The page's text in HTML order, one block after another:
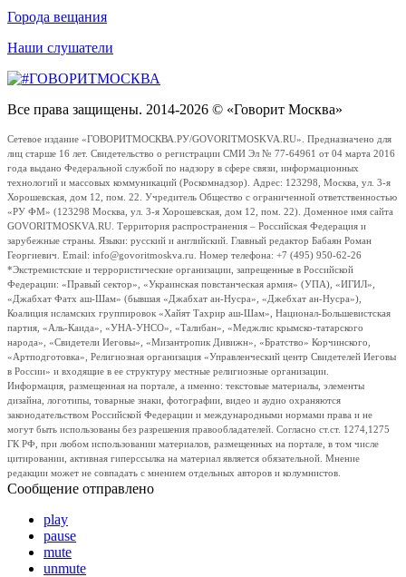
Города вещания
Наши слушатели
Все права защищены. 2014-2026 © «Говорит Москва»
Сетевое издание «ГОВОРИТМОСКВА.РУ/GOVORITMOSKVA.RU». Предназначено для
лиц старше 16 лет. Свидетельство о регистрации СМИ Эл № 77-64961 от 04 марта 2016
года выдано Федеральной службой по надзору в сфере связи, информационных
технологий и массовых коммуникаций (Роскомнадзор). Адрес: 123298, Москва, ул. 3-я
Хорошевская, дом 12, пом. 22. Учредитель Общество с ограниченной ответственностью
«РУ ФМ» (123298 Москва, ул. 3-я Хорошевская, дом 12, пом. 22). Доменное имя сайта
GOVORITMOSKVA.RU. Территория распространения – Российская Федерация и
зарубежные страны. Языки: русский и английский. Главный редактор Бабаян Роман
Георгиевич. Email: info@govoritmoskva.ru. Номер телефона: +7 (495) 950-62-26
*Экстремистские и террористические организации, запрещенные в Российской
Федерации: «Правый сектор», «Украинская повстанческая армия» (УПА), «ИГИЛ»,
«Джабхат Фатх аш-Шам» (бывшая «Джабхат ан-Нусра», «Джебхат ан-Нусра»),
Коалиция исламских группировок «Хайят Тахрир аш-Шам», Национал-Большевистская
партия, «Аль-Каида», «УНА-УНСО», «Талибан», «Меджлис крымско-татарского
народа», «Свидетели Иеговы», «Мизантропик Дивижн», «Братство» Корчинского,
«Артподготовка», Религиозная организация «Управленческий центр Свидетелей Иеговы
в России» и входящие в ее структуру местные религиозные организации.
Информация, размещенная на портале, а именно: текстовые материалы, элементы
дизайна, логотипы, товарные знаки, фотографии, видео и аудио охраняются
законодательством Российской Федерации и международными нормами права и не
могут быть использованы без разрешения правообладателей. Согласно ст.ст. 1274,1275
ГК РФ, при любом использовании материалов, размещенных на портале, в том числе
цитировании, активная гиперссылка на материал является обязательной. Мнение
редакции может не совпадать с мнением отдельных авторов и колумнистов.
Сообщение отправлено
play
pause
mute
unmute